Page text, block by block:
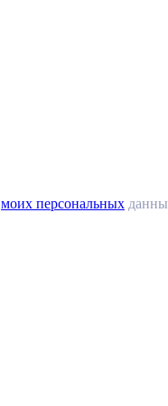
моих персональных